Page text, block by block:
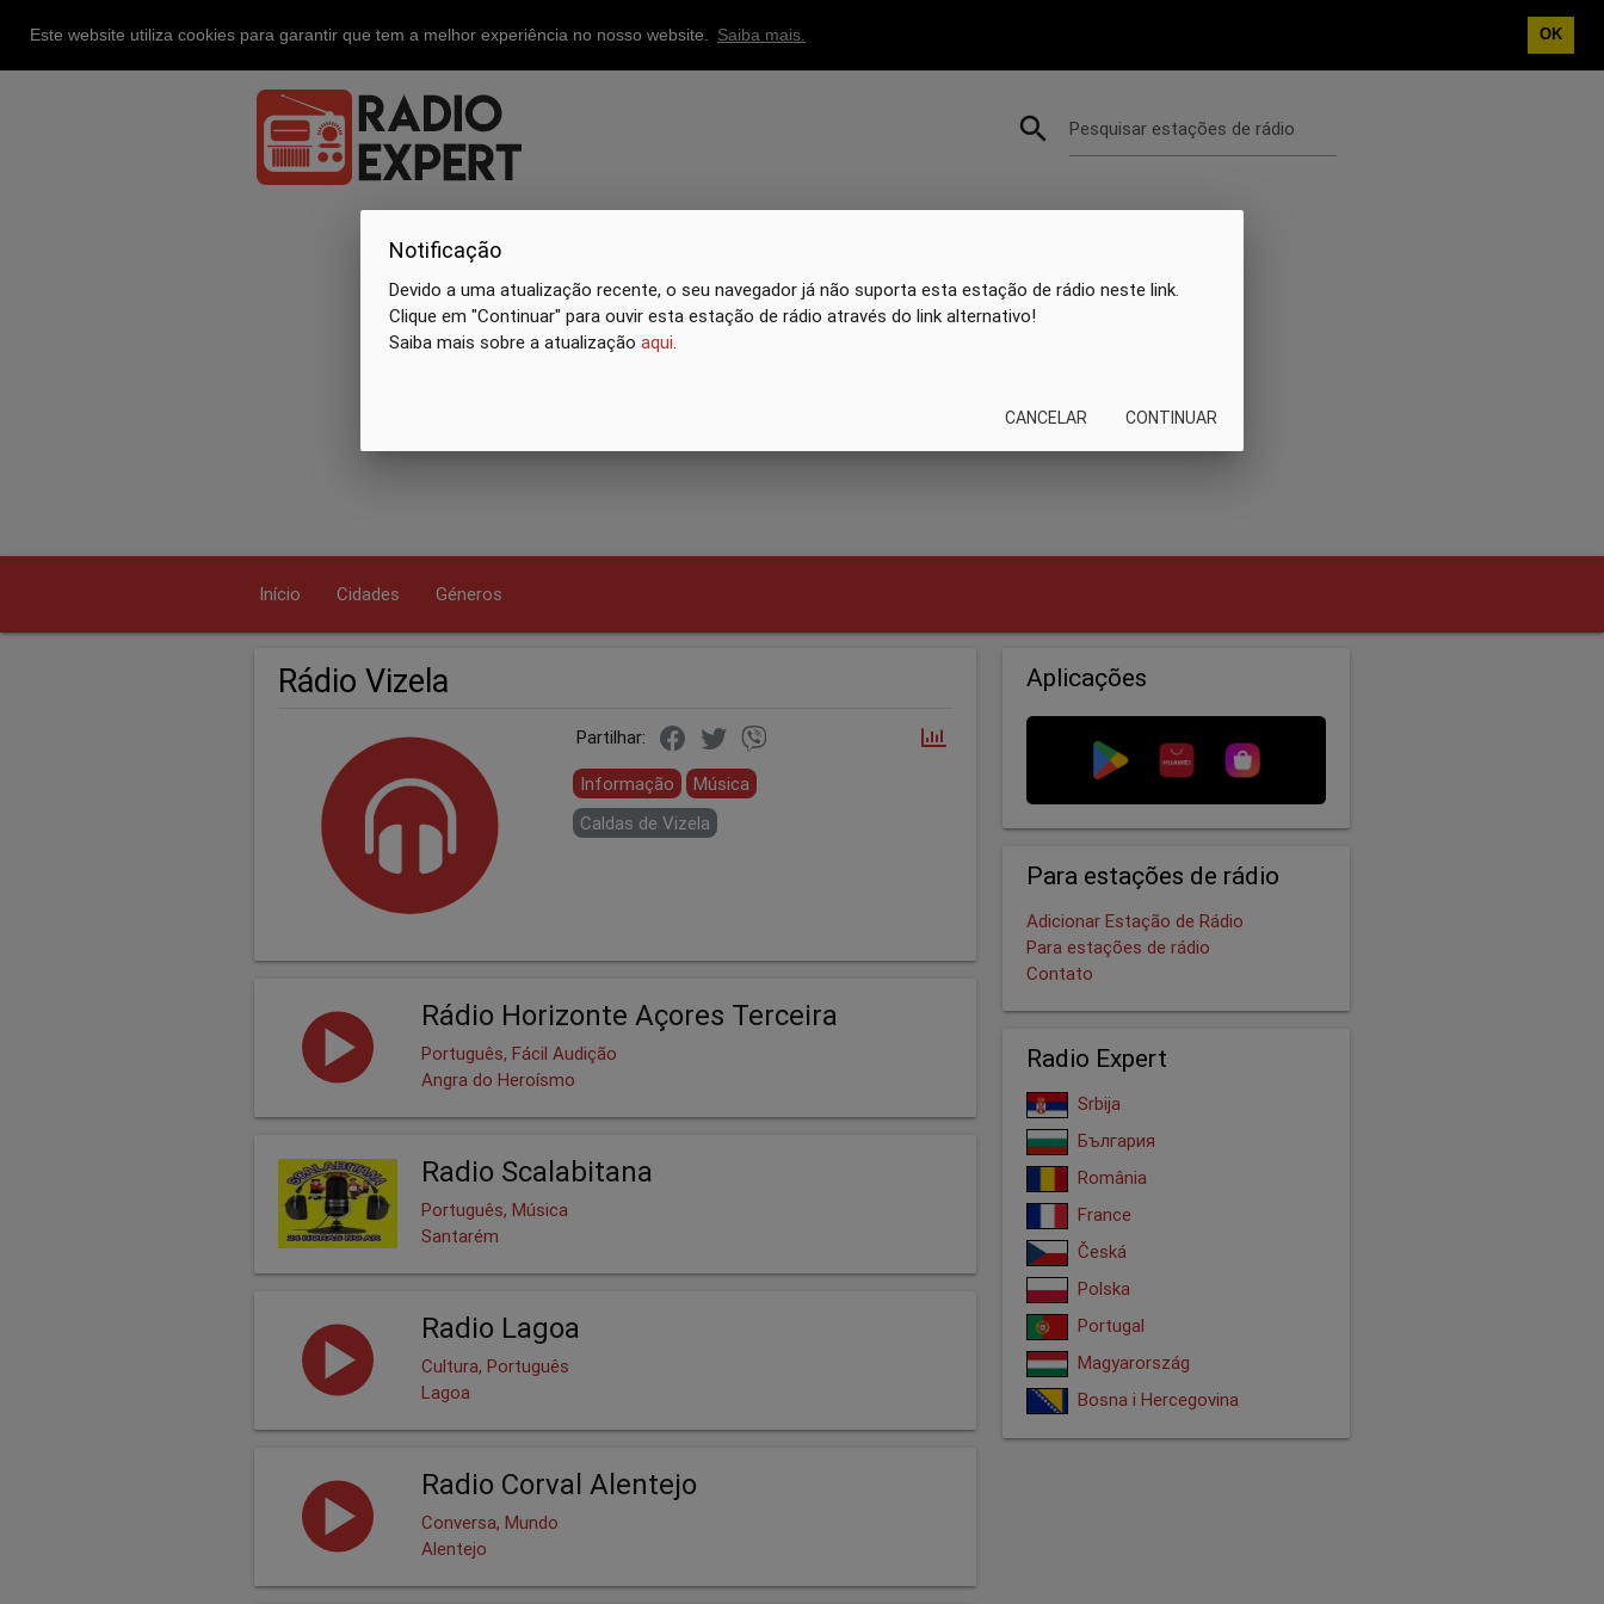
Este website utiliza cookies para garantir que tem a melhor experiência no nosso website. Saiba mais. OK
search Pesquisar estações de rádio
Início Cidades Géneros
Rádio Vizela
Partilhar:
Notificação
Devido a uma atualização recente, o seu navegador já não suporta esta estação de rádio neste link.
Clique em "Continuar" para ouvir esta estação de rádio através do link alternativo!
Saiba mais sobre a atualizaçãoaqui.
CANCELAR CONTINUAR
Informação
Música
Caldas de Vizela
Rádio Horizonte Açores Terceira
Português, Fácil Audição
Angra do Heroísmo
Radio Scalabitana
Português, Música
Santarém
Radio Lagoa
Cultura, Português
Lagoa
Radio Corval Alentejo
Conversa, Mundo
Alentejo
Aplicações
Para estações de rádio
Adicionar Estação de Rádio
Para estações de rádio
Contato
Radio Expert
Srbija
България
România
France
Česká
Polska
Portugal
Magyarország
Bosna i Hercegovina